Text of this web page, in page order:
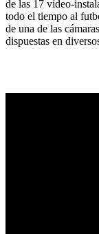
de las 17 vídeo-
todo el tiempo al
de una de las
dispuestas en